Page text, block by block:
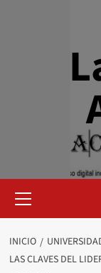
primario
INICIO
LAS CLAVES DEL